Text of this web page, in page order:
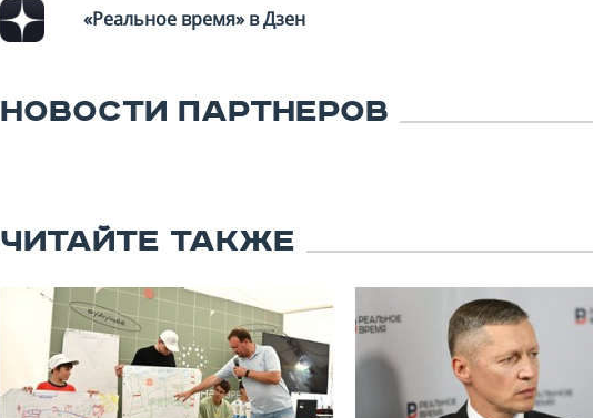
«Реальное время» в Дзен
НОВОСТИ ПАРТНЕРОВ
ЧИТАЙТЕ ТАКЖЕ